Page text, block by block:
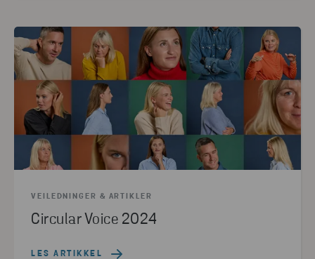
VEILEDNINGER & ARTIKLER
Circular Voice 2024
LES ARTIKKEL